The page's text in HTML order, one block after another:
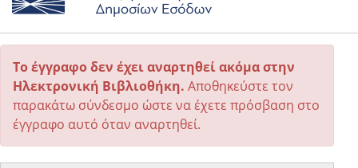
Το έγγραφο δεν έχει αναρτηθεί ακόμα στην
Ηλεκτρονική Βιβλιοθήκη. Αποθηκεύστε τον
παρακάτω σύνδεσμο ώστε να έχετε πρόσβαση στο
έγγραφο αυτό όταν αναρτηθεί.